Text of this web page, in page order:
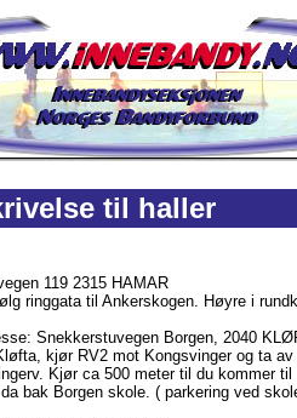
til haller
119 2315 HAMAR
ringgata til Ankerskogen. Høyre i
Snekkerstuvegen Borgen, 2040
kjør RV2 mot Kongsvinger og ta
Kjør ca 500 meter til du kommer
bak Borgen skole. ( parkering ved